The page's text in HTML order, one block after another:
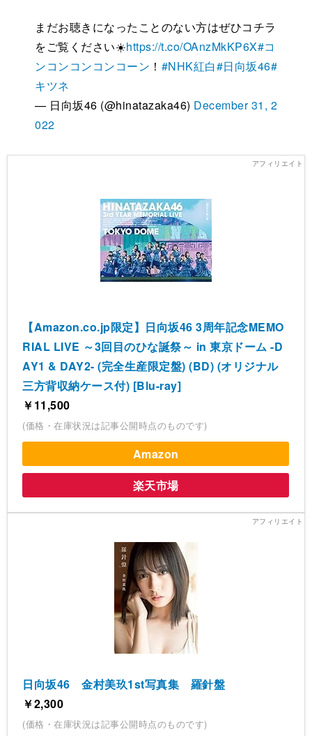
まだお聴きになったことのない方はぜひコチラ
をご覧ください☀️https://t.co/OAnzMkKP6X#コ
ンコンコンコンコーン ！ #NHK紅白#日向坂46#
キツネ
— 日向坂46 (@hinatazaka46) December 31, 2
022
【Amazon.co.jp限定】日向坂46 3周年記念MEMO
RIAL LIVE ～3回目のひな誕祭～ in 東京ドーム -D
AY1 & DAY2- (完全生産限定盤) (BD) (オリジナル
三方背収納ケース付) [Blu-ray]
￥11,500
(価格・在庫状況は記事公開時点のものです)
Amazon
楽天市場
日向坂46 金村美玖1st写真集 羅針盤
￥2,300
(価格・在庫状況は記事公開時点のものです)